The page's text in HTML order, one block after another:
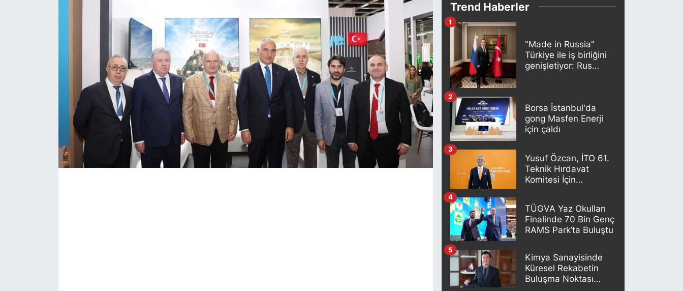
Trend Haberler
"Made in Russia"
Türkiye ile iş birliğini
genişletiyor: Rus
1
Borsa İstanbul'da
gong Masfen Enerji
için çaldı
2
Yusuf Özcan, İTO 61.
Teknik Hırdavat
Komitesi İçin
3
TÜGVA Yaz Okulları
Finalinde 70 Bin Genç
RAMS Park’ta Buluştu
4
Kimya Sanayisinde
Küresel Rekabetin
Buluşma Noktası
5
KONGRE HABERLERİ
BİYOGRAFİLER